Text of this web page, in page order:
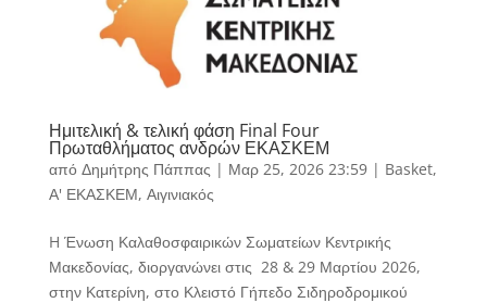
Ημιτελική & τελική φάση Final Four
Πρωταθλήματος ανδρών ΕΚΑΣΚΕΜ
από Δημήτρης Πάππας | Μαρ 25, 2026 23:59| Basket,
Α' ΕΚΑΣΚΕΜ, Αιγινιακός
H Ένωση Καλαθοσφαιρικών Σωματείων Κεντρικής
Μακεδονίας, διοργανώνει στις 28 & 29 Μαρτίου 2026,
στην Κατερίνη, στο Κλειστό Γήπεδο Σιδηροδρομικού